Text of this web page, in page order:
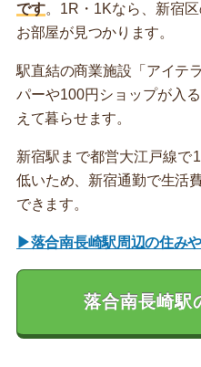
です。1R・1Kなら、新宿
お部屋が見つかります。
駅直結の商業施設「アイテ
パーや100円ショップが入
えて暮らせます。
新宿駅まで都営大江戸線で
低いため、新宿通勤で生活
できます。
▶落合南長崎駅周辺の住み
落合南長崎駅